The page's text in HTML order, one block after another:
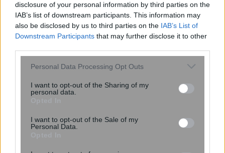
disclosure of your personal information by third parties on the
IAB’s list of downstream participants. This information may
also be disclosed by us to third parties on the IAB’s List of
Downstream Participants that may further disclose it to other
Please note that this website/app uses one or more Google
not limited to your visit or usage behaviour. You may click to
grant or deny consent to Google and its third-party tags to
consent section.
Personal Data Processing Opt Outs
I want to opt-out of the Sharing of my
personal data.
I want to opt-out of the Sale of my
Personal Data.
ΕΤΕπ και Ελλάδα: Νέες συμφωνίες
εκατ. ευρώ- Όλες οι λεπτομέρειες